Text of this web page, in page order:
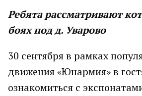
Ребята рассматривают
боях под д. Уварово
30 сентября в рамках
движения «Юнармия» в
ознакомиться с